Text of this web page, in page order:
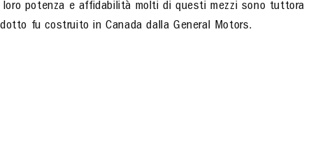
potenza e affidabilità molti di questi mezzi sono tuttora
fu costruito in Canada dalla General Motors.